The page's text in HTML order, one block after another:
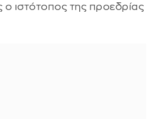
ιστότοπος της προεδρίας